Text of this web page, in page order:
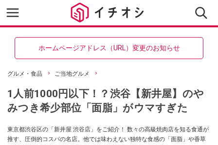
ホームページアドレス（URL）変更のお知らせ
グルメ・食品 ご当地グルメ
1人前1000円以下！？渋谷【新井屋】のや
みつき希少部位「面脂」がウマすぎた
東京都渋谷区の「新井屋 渋谷店」をご紹介！ 数々の高級焼肉店を知る食通が
推す、圧倒的コスパの名店。他では味わえない独特な食感の「面脂」や香草